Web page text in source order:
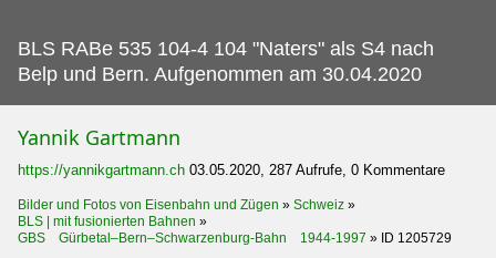
BLS RABe 535 104-4 104 "Naters" als S4 nach
Belp und Bern. Aufgenommen am 30.04.2020
Yannik Gartmann
https://yannikgartmann.ch 03.05.2020, 287 Aufrufe, 0 Kommentare
Bilder und Fotos von Eisenbahn und Zügen » Schweiz »
BLS | mit fusionierten Bahnen »
GBS Gürbetal–Bern–Schwarzenburg-Bahn 1944-1997 » ID 1205729